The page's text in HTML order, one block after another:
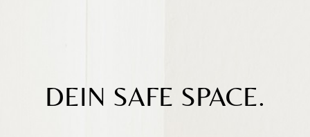
DEIN SAFE SPACE.